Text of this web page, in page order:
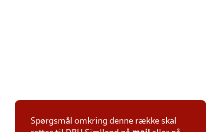
Spørgsmål omkring denne række skal